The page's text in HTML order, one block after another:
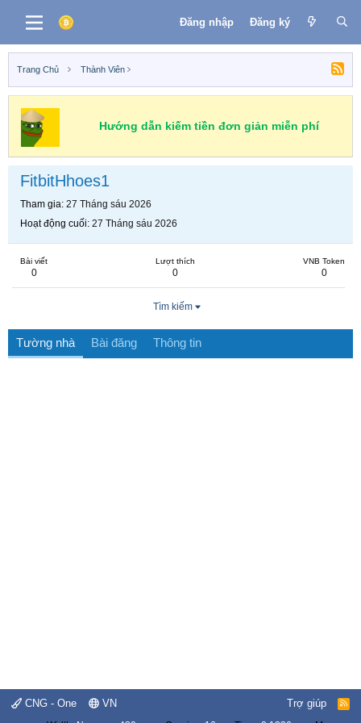
Đăng nhập Đăng ký
Trang Chủ Thành Viên
Hướng dẫn kiếm tiền đơn giản miễn phí
FitbitHhoes1
Tham gia 27 Tháng sáu 2026
Hoạt động cuối 27 Tháng sáu 2026
Bài viết
0
Lượt thích
0
VNB Token
0
Tìm kiếm
Tường nhà Bài đăng Thông tin
CNG - One VN Trợ giúp
R